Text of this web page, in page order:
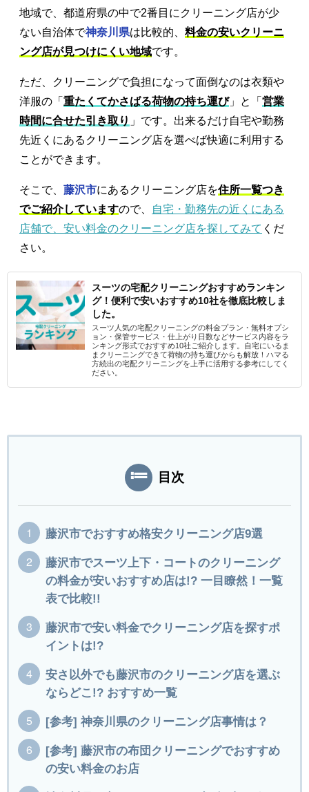
地域で、都道府県の中で2番目にクリーニング店が少
ない自治体で神奈川県は比較的、 料金の安いクリーニ
ング店が見つけにくい地域です。
ただ、クリーニングで負担になって面倒なのは衣類や
洋服の「 重たくてかさばる荷物の持ち運び」と「 営業
時間に合せた引き取り 」です。出来るだけ自宅や勤務
先近くにあるクリーニング店を選べば快適に利用する
ことができます。
そこで、 藤沢市にあるクリーニング店を住所一覧つき
でご紹介していますので、
自宅・勤務先の近くにある
店舗で、安い料金のクリーニング店を探してみて くだ
さい。
スーツの宅配クリーニングおすすめランキン
グ！便利で安いおすすめ10社を徹底比較しま
した。
スーツ人気の宅配クリーニングの料金プラン・無料オプシ
ョン・保管サービス・仕上がり日数などサービス内容をラ
ンキング形式でおすすめ10社ご紹介します。自宅にいるま
まクリーニングできて荷物の持ち運びからも解放！ハマる
方続出の宅配クリーニングを上手に活用する参考にしてく
ださい。
目次
藤沢市でおすすめ格安クリーニング店9選
藤沢市でスーツ上下・コートのクリーニング
の料金が安いおすすめ店は!? 一目瞭然！一覧
表で比較!!
藤沢市で安い料金でクリーニング店を探すポ
イントは!?
安さ以外でも藤沢市のクリーニング店を選ぶ
ならどこ!? おすすめ一覧
[参考] 神奈川県のクリーニング店事情は？
[参考] 藤沢市の布団クリーニングでおすすめ
の安い料金のお店